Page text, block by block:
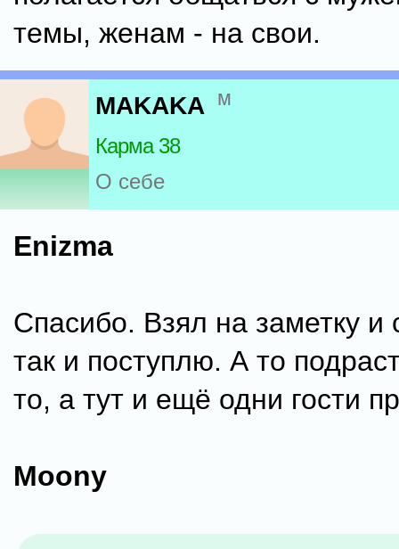
темы, женам - на свои.
MAKAKA м
Карма 38
О себе
Enizma
Спасибо. Взял на заметку и
так и поступлю. А то
то, а тут и ещё одни гости
Moony